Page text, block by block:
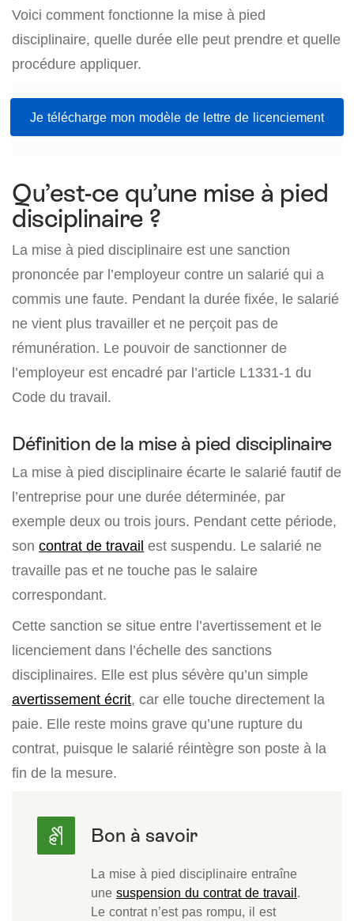
Voici comment fonctionne la mise à pied
disciplinaire, quelle durée elle peut prendre et quelle
procédure appliquer.
Je télécharge mon modèle de lettre de licenciement
Qu’est-ce qu’une mise à pied
disciplinaire ?
La mise à pied disciplinaire est une sanction
prononcée par l’employeur contre un salarié qui a
commis une faute. Pendant la durée fixée, le salarié
ne vient plus travailler et ne perçoit pas de
rémunération. Le pouvoir de sanctionner de
l’employeur est encadré par l’article L1331-1 du
Code du travail.
Définition de la mise à pied disciplinaire
La mise à pied disciplinaire écarte le salarié fautif de
l’entreprise pour une durée déterminée, par
exemple deux ou trois jours. Pendant cette période,
son contrat de travail est suspendu. Le salarié ne
travaille pas et ne touche pas le salaire
correspondant.
Cette sanction se situe entre l’avertissement et le
licenciement dans l’échelle des sanctions
disciplinaires. Elle est plus sévère qu’un simple
avertissement écrit, car elle touche directement la
paie. Elle reste moins grave qu’une rupture du
contrat, puisque le salarié réintègre son poste à la
fin de la mesure.
La mise à pied disciplinaire entraîne
une suspension du contrat de travail.
Le contrat n’est pas rompu, il est